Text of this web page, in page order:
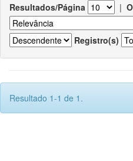
Resultados/Página |
Registro(s)
Resultado 1-1 de 1.